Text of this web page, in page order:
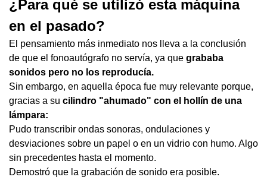
¿Para qué se utilizó esta máquina
en el pasado?
El pensamiento más inmediato nos lleva a la conclusión
de que el fonoautógrafo no servía, ya que grababa
sonidos pero no los reproducía.
Sin embargo, en aquella época fue muy relevante porque,
gracias a su cilindro "ahumado" con el hollín de una
lámpara:
Pudo transcribir ondas sonoras, ondulaciones y
desviaciones sobre un papel o en un vidrio con humo. Algo
sin precedentes hasta el momento.
Demostró que la grabación de sonido era posible.